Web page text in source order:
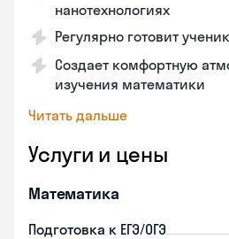
нанотехнологиях
Регулярно готовит
Создает комфортную
изучения математики
Читать дальше
Услуги и цены
Математика
Подготовка к ЕГЭ/ОГЭ